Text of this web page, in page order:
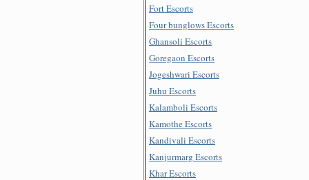
Fort Escorts
Four bunglows Escorts
Ghansoli Escorts
Goregaon Escorts
Jogeshwari Escorts
Juhu Escorts
Kalamboli Escorts
Kamothe Escorts
Kandivali Escorts
Kanjurmarg Escorts
Khar Escorts